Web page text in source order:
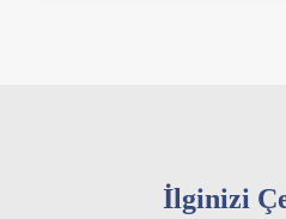
İlginizi